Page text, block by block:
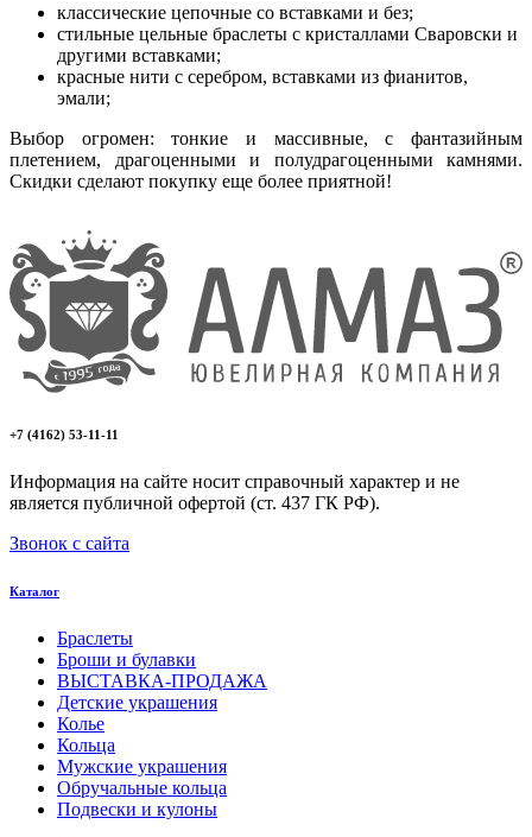
классические цепочные со вставками и без;
стильные цельные браслеты с кристаллами Сваровски и
другими вставками;
красные нити с серебром, вставками из фианитов,
эмали;
Выбор огромен: тонкие и массивные, с фантазийным
плетением, драгоценными и полудрагоценными камнями.
Скидки сделают покупку еще более приятной!
+7 (4162) 53-11-11
Информация на сайте носит справочный характер и не
является публичной офертой (ст. 437 ГК РФ).
Звонок с сайта
Каталог
Браслеты
Броши и булавки
ВЫСТАВКА-ПРОДАЖА
Детские украшения
Колье
Кольца
Мужские украшения
Обручальные кольца
Подвески и кулоны